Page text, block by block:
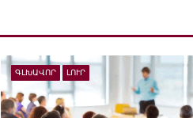
ԳԼԽԱՎՈՐ ԼՈՒՐ